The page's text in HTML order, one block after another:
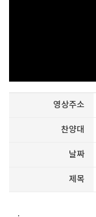
영상주소
찬양대
날짜
제목
.